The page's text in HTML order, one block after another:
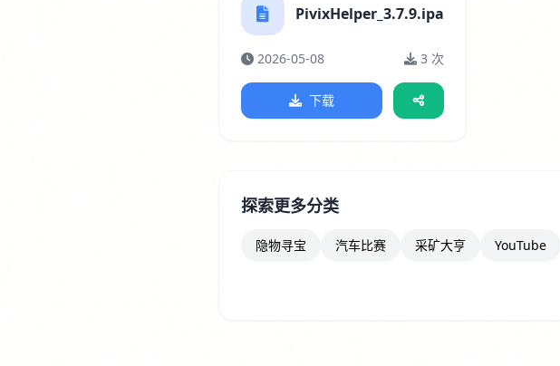
PivixHelper_3.7.9.ipa
2026-05-08 3 次
下载
探索更多分类
隐物寻宝 汽车比赛 采矿大亨 YouTube